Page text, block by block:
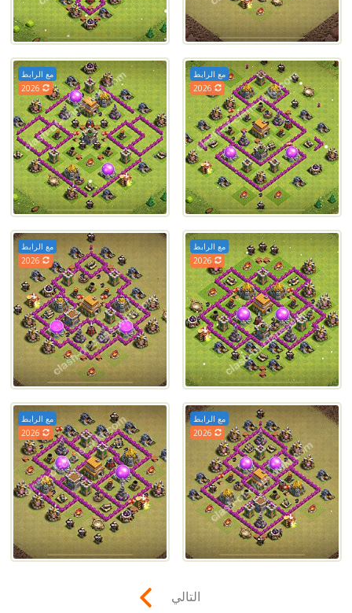
مع الرابط
2026
مع الرابط
مع الرابط
2026
مع الرابط
مع الرابط
2026
مع الرابط
التالي